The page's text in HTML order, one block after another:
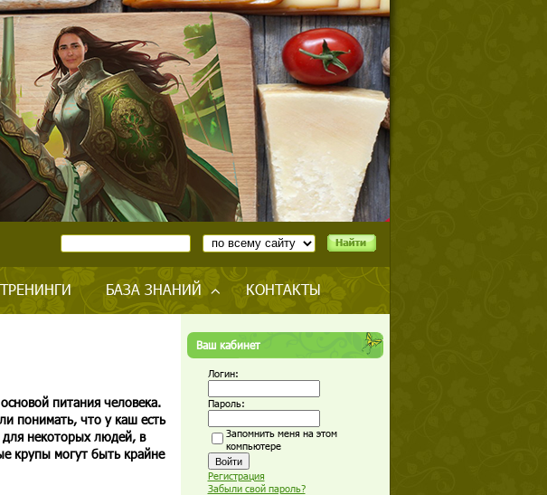
ТРЕНИНГИ БАЗА ЗНАНИЙ КОНТАКТЫ
питания человека.
понимать, что у каш есть
некоторых людей, в
крупы могут быть крайне
Ваш кабинет
Логин:
Пароль:
Запомнить меня на этом
компьютере
Регистрация
Забыли свой пароль?